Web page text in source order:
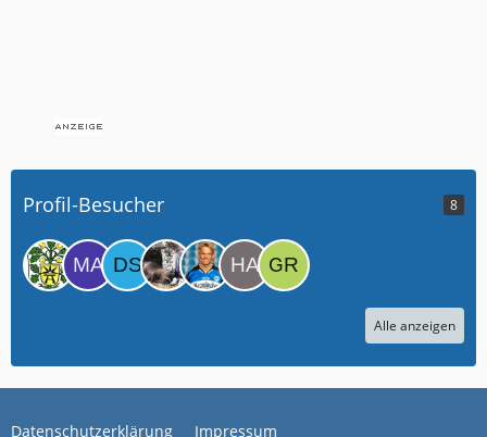
Profil-Besucher 8
Alle anzeigen
Datenschutzerklärung Impressum